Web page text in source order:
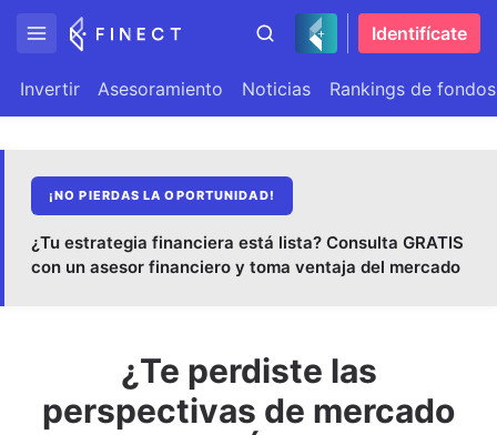
Identifícate
Invertir Asesoramiento Noticias Rankings de fondos
¡NO PIERDAS LA OPORTUNIDAD!
¿Tu estrategia financiera está lista? Consulta GRATIS
con un asesor financiero y toma ventaja del mercado
¿Te perdiste las
perspectivas de mercado